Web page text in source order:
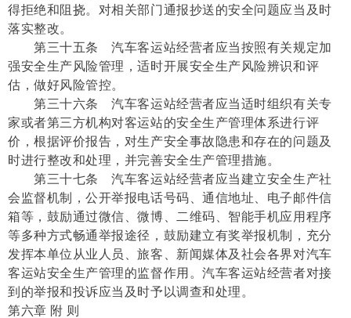
得拒绝和阻挠。对相关部门通报抄送的安全问题应当及时
落实整改。
第三十五条 汽车客运站经营者应当按照有关规定加
强安全生产风险管理，适时开展安全生产风险辨识和评
估，做好风险管控。
第三十六条 汽车客运站经营者应当适时组织有关专
家或者第三方机构对客运站的安全生产管理体系进行评
价，根据评价报告，对生产安全事故隐患和存在的问题及
时进行整改和处理，并完善安全生产管理措施。
第三十七条 汽车客运站经营者应当建立安全生产社
会监督机制，公开举报电话号码、通信地址、电子邮件信
箱等，鼓励通过微信、微博、二维码、智能手机应用程序
等多种方式畅通举报途径，鼓励建立有奖举报机制，充分
发挥本单位从业人员、旅客、新闻媒体及社会各界对汽车
客运站安全生产管理的监督作用。汽车客运站经营者对接
到的举报和投诉应当及时予以调查和处理。
第六章 附 则